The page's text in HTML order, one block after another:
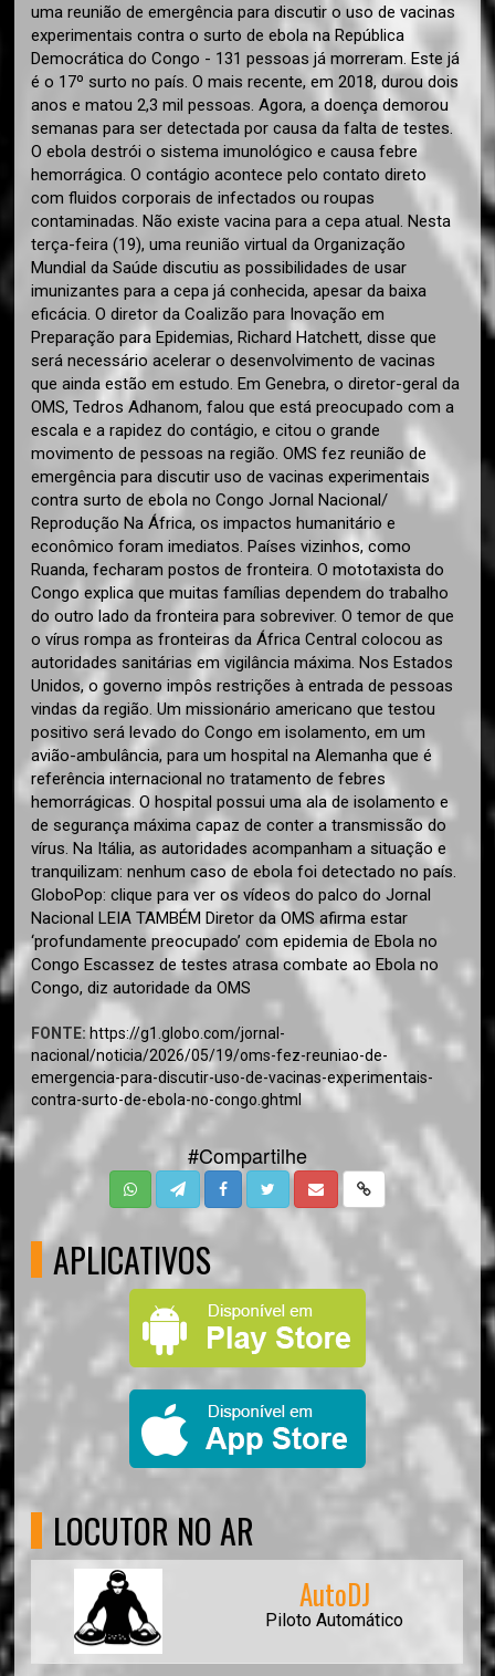
uma reunião de emergência para discutir o uso de vacinas
experimentais contra o surto de ebola na República
Democrática do Congo - 131 pessoas já morreram. Este já
é o 17º surto no país. O mais recente, em 2018, durou dois
anos e matou 2,3 mil pessoas. Agora, a doença demorou
semanas para ser detectada por causa da falta de testes.
O ebola destrói o sistema imunológico e causa febre
hemorrágica. O contágio acontece pelo contato direto
com fluidos corporais de infectados ou roupas
contaminadas. Não existe vacina para a cepa atual. Nesta
terça-feira (19), uma reunião virtual da Organização
Mundial da Saúde discutiu as possibilidades de usar
imunizantes para a cepa já conhecida, apesar da baixa
eficácia. O diretor da Coalizão para Inovação em
Preparação para Epidemias, Richard Hatchett, disse que
será necessário acelerar o desenvolvimento de vacinas
que ainda estão em estudo. Em Genebra, o diretor-geral da
OMS, Tedros Adhanom, falou que está preocupado com a
escala e a rapidez do contágio, e citou o grande
movimento de pessoas na região. OMS fez reunião de
emergência para discutir uso de vacinas experimentais
contra surto de ebola no Congo Jornal Nacional/
Reprodução Na África, os impactos humanitário e
econômico foram imediatos. Países vizinhos, como
Ruanda, fecharam postos de fronteira. O mototaxista do
Congo explica que muitas famílias dependem do trabalho
do outro lado da fronteira para sobreviver. O temor de que
o vírus rompa as fronteiras da África Central colocou as
autoridades sanitárias em vigilância máxima. Nos Estados
Unidos, o governo impôs restrições à entrada de pessoas
vindas da região. Um missionário americano que testou
positivo será levado do Congo em isolamento, em um
avião-ambulância, para um hospital na Alemanha que é
referência internacional no tratamento de febres
hemorrágicas. O hospital possui uma ala de isolamento e
de segurança máxima capaz de conter a transmissão do
vírus. Na Itália, as autoridades acompanham a situação e
tranquilizam: nenhum caso de ebola foi detectado no país.
GloboPop: clique para ver os vídeos do palco do Jornal
Nacional LEIA TAMBÉM Diretor da OMS afirma estar
‘profundamente preocupado’ com epidemia de Ebola no
Congo Escassez de testes atrasa combate ao Ebola no
Congo, diz autoridade da OMS
FONTE: https://g1.globo.com/jornal-
nacional/noticia/2026/05/19/oms-fez-reuniao-de-
emergencia-para-discutir-uso-de-vacinas-experimentais-
contra-surto-de-ebola-no-congo.ghtml
#Compartilhe
APLICATIVOS
LOCUTOR NO AR
AutoDJ
Piloto Automático